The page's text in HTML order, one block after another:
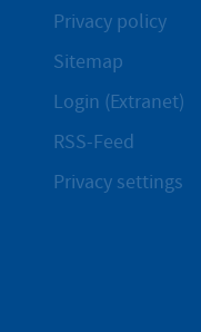
Privacy policy
Sitemap
Login (Extranet)
RSS-Feed
Privacy settings